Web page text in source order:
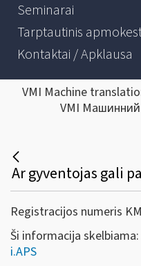
Seminarai
Tarptautinis
Kontaktai / Apklausa
VMI Machine
VMI
Registracijos numeris
Ši informacija skelbiama:
i.APS